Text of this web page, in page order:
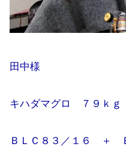
田中様
キハダマグロ ７９ｋ
ＢＬＣ８３／１６ ＋